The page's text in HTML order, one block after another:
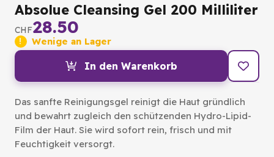
Absolue Cleansing Gel 200 Milliliter
CHF28.50
Wenige an Lager
In den Warenkorb
Das sanfte Reinigungsgel reinigt die Haut gründlich
und bewahrt zugleich den schützenden Hydro-Lipid-
Film der Haut. Sie wird sofort rein, frisch und mit
Feuchtigkeit versorgt.